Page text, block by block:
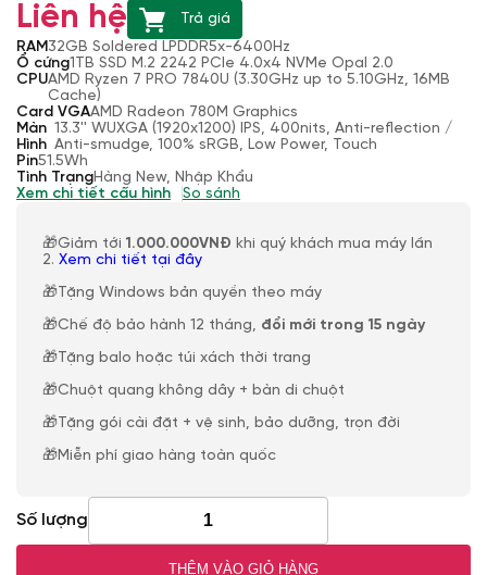
Liên hệ
Trả giá
RAM 32GB Soldered LPDDR5x-6400Hz
Ổ cứng1TB SSD M.2 2242 PCIe 4.0x4 NVMe Opal 2.0
CPUAMD Ryzen 7 PRO 7840U (3.30GHz up to 5.10GHz, 16MB
Cache)
Card VGAAMD Radeon 780M Graphics
Màn
Hình
13.3'' WUXGA (1920x1200) IPS, 400nits, Anti-reflection /
Anti-smudge, 100% sRGB, Low Power, Touch
Pin51.5Wh
Tình TrạngHàng New, Nhập Khẩu
Xem chi tiết cấu hình
So sánh
🎁Giảm tới 1.000.000VNĐ khi quý khách mua máy lần
2. Xem chi tiết tại đây
🎁Tặng Windows bản quyền theo máy
🎁Chế độ bảo hành 12 tháng, đổi mới trong 15 ngày
🎁Tặng balo hoặc túi xách thời trang
🎁Chuột quang không dây + bàn di chuột
🎁Tặng gói cài đặt + vệ sinh, bảo dưỡng, trọn đời
🎁Miễn phí giao hàng toàn quốc
Số lượng
THÊM VÀO GIỎ HÀNG